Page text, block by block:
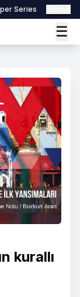
Series
☰
kurallı